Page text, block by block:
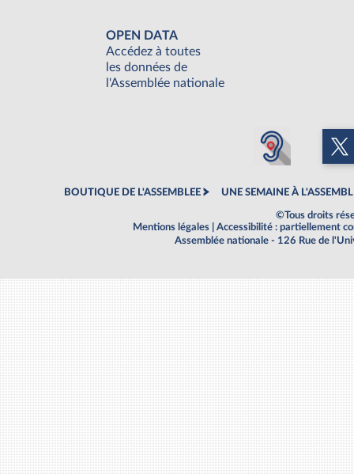
OPEN DATA
Accédez à toutes
les données de
l'Assemblée nationale
BOUTIQUE DE L'ASSEMBLEE UNE SEMAINE À
©Tous droits
Mentions légales
Accessibilité : partiellement
Assemblée nationale - 126 Rue de